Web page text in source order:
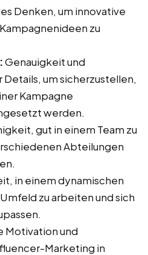
Denken, um innovative
zu
Genauigkeit und
um sicherzustellen,
Kampagne
werden.
gut in einem Team zu
Abteilungen
in einem dynamischen
zu arbeiten und sich
Motivation und
Marketing in